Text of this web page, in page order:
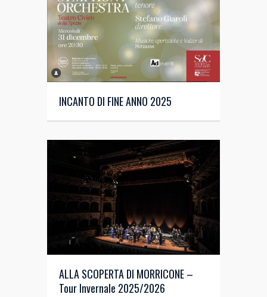
INCANTO DI FINE ANNO 2025
ALLA SCOPERTA DI MORRICONE –
Tour Invernale 2025/2026